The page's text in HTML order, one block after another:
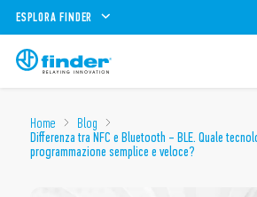
ESPLORA FINDER
Home
Blog
Differenza tra NFC e Bluetooth – BLE. Quale
programmazione semplice e veloce?